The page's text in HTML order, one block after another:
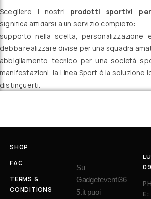
Scegliere i nostri prodotti sportivi
significa affidarsi a un servizio completo:
supporto nella scelta, personalizzazione
debba realizzare divise per una squadra
abbigliamento tecnico per una società
manifestazioni, la Linea Sport è la soluzione
distinguerti.
SHOP
FAQ
TERMS &
CONDITIONS
Su
Gadgeteventi36
5.it puoi
E: